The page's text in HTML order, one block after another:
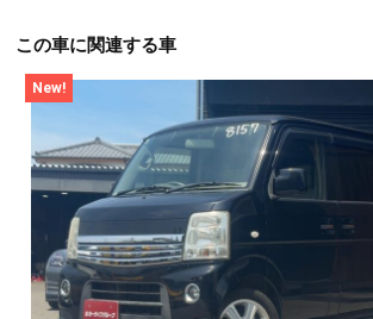
この車に関連する車
New!